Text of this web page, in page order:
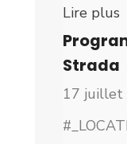
Lire plus
Strada
17 juillet